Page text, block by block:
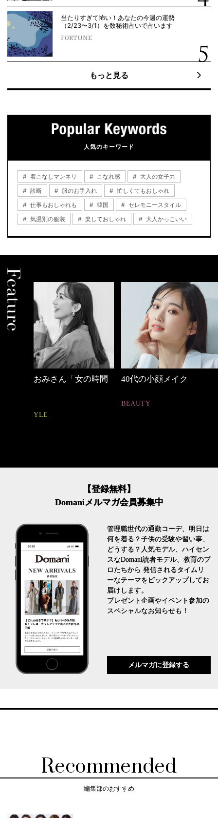
当たりすぎて怖い！あなたの今週の運勢
（2/23〜3/1）を数秘術占いで占います
FORTUNE
もっと見る
人気のキーワード
着こなしマンネリ こなれ感
大人の女子力
診断
服のお手入れ
忙しくてもおしゃれ
仕事もおしゃれも
韓国
セレモニースタイル
気温別の服装
楽しておしゃれ 大人かっこいい
40代の小顔メイク
心地よくいられる
【登録無料】
Domaniメルマガ会員募集中
管理職世代の通勤コーデ、明日は
何を着る？子供の受験や習い事、
どうする？人気モデル、ハイセン
スなDomani読者モデル、教育のプ
ロたちから 発信されるタイムリ
ーなテーマをピックアップしてお
届けします。
プレゼント企画やイベント参加の
スペシャルなお知らせも！
メルマガに登録する
Recommended
編集部のおすすめ